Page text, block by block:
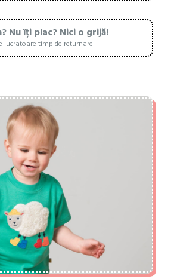
Nu îți plac? Nici o grijă!
lucratoare timp de returnare